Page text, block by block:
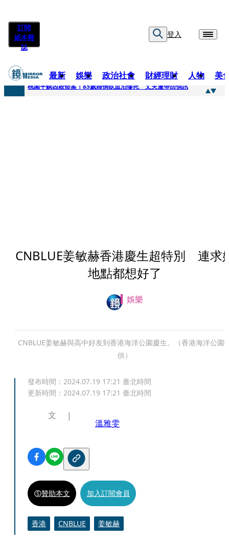
訂閱
紙本雜
誌
登入
最新 娛樂 政治社會 財經理財 人物 美
快訊
桃園平鎮凶殺命案！85歲婦倒臥血泊慘死 丈夫遭帶回偵訊
CNBLUE姜敏赫香港慶生超特別 連求
地點都想好了
娛樂
CNBLUE姜敏赫與高中好友到香港海洋公園慶生。（香港海洋公園
供）
發布時間： 2024.07.19 17:21 臺北時間
更新時間： 2024.07.19 17:21 臺北時間
文
溫雅雯
贊助本文 加入訂閱會員
香港 CNBLUE 姜敏赫